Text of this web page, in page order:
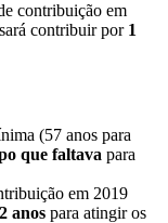
contribuição em
contribuir por 1
(57 anos para
que faltava para
em 2019
anos para atingir os